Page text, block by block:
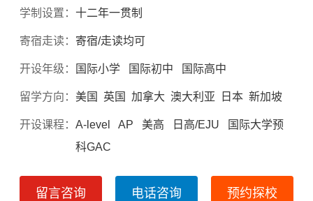
学制设置：十二年一贯制
寄宿走读： 寄宿/走读均可
开设年级： 国际小学 国际初中 国际高中
留学方向： 美国 英国 加拿大 澳大利亚 日本 新加坡
开设课程：A-level AP 美高 日高/EJU 国际大学预
科GAC
留言咨询 电话咨询 预约探校